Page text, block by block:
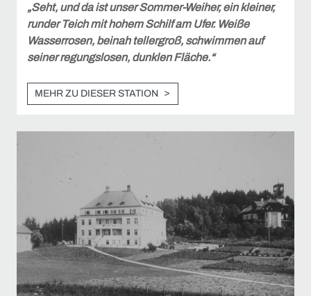
„Seht, und da ist unser Sommer-Weiher, ein kleiner,
runder Teich mit hohem Schilf am Ufer. Weiße
Wasserrosen, beinah tellergroß, schwimmen auf
seiner regungslosen, dunklen Fläche.“
MEHR ZU DIESER STATION